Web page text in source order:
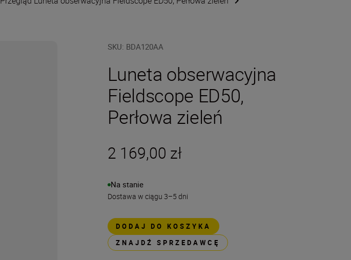
SKU: BDA120AA
Luneta obserwacyjna
Fieldscope ED50,
Perłowa zieleń
2 169,00 zł
Na stanie
Dostawa w ciągu 3–5 dni
DODAJ DO KOSZYKA
ZNAJDŹ SPRZEDAWCĘ